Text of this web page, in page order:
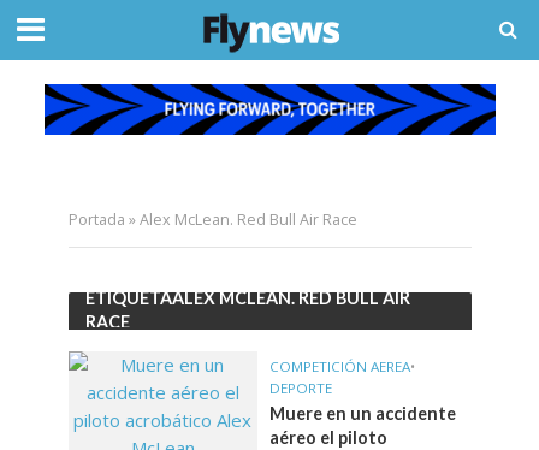
Portada »Alex McLean. Red Bull Air Race
ETIQUETAALEX MCLEAN. RED BULL AIR
RACE
COMPETICIÓN AEREA•
DEPORTE
Muere en un accidente
aéreo el piloto